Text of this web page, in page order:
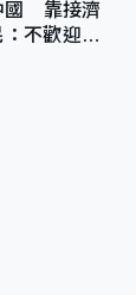
國 靠接濟
不歡迎劣